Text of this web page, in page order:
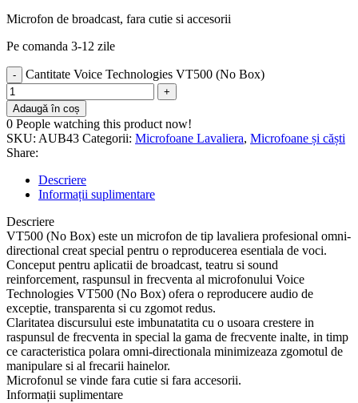
Microfon de broadcast, fara cutie si accesorii
Pe comanda 3-12 zile
Cantitate Voice Technologies VT500 (No Box)
Adaugă în coș
0 People watching this product now!
SKU: AUB43 Categorii: Microfoane Lavaliera, Microfoane și căști
Share:
Descriere
Informații suplimentare
Descriere
VT500 (No Box) este un microfon de tip lavaliera profesional omni-
directional creat special pentru o reproducerea esentiala de voci.
Conceput pentru aplicatii de broadcast, teatru si sound
reinforcement, raspunsul in frecventa al microfonului Voice
Technologies VT500 (No Box) ofera o reproducere audio de
exceptie, transparenta si cu zgomot redus.
Claritatea discursului este imbunatatita cu o usoara crestere in
raspunsul de frecventa in special la gama de frecvente inalte, in timp
ce caracteristica polara omni-directionala minimizeaza zgomotul de
manipulare si al frecarii hainelor.
Microfonul se vinde fara cutie si fara accesorii.
Informații suplimentare